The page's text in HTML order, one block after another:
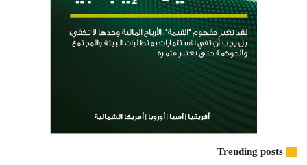
Trending posts